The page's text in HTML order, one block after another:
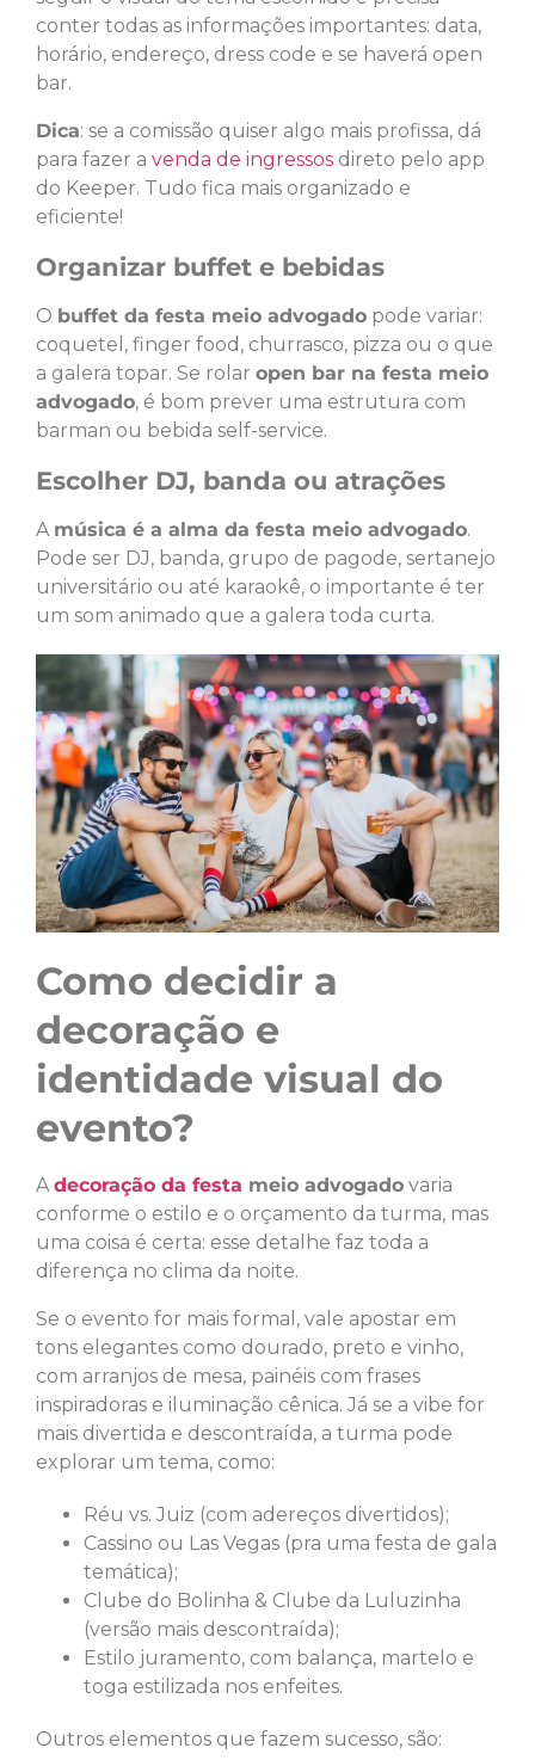
conter todas as informações importantes: data,
horário, endereço, dress code e se haverá open
bar.
Dica: se a comissão quiser algo mais profissa, dá
para fazer a venda de ingressos direto pelo app
do Keeper. Tudo fica mais organizado e
eficiente!
Organizar buffet e bebidas
O buffet da festa meio advogado pode variar:
coquetel, finger food, churrasco, pizza ou o que
a galera topar. Se rolar open bar na festa meio
advogado, é bom prever uma estrutura com
barman ou bebida self-service.
Escolher DJ, banda ou atrações
A música é a alma da festa meio advogado.
Pode ser DJ, banda, grupo de pagode, sertanejo
universitário ou até karaokê, o importante é ter
um som animado que a galera toda curta.
Como decidir a
decoração e
identidade visual do
evento?
Adecoração da festa meio advogado varia
conforme o estilo e o orçamento da turma, mas
uma coisa é certa: esse detalhe faz toda a
diferença no clima da noite.
Se o evento for mais formal, vale apostar em
tons elegantes como dourado, preto e vinho,
com arranjos de mesa, painéis com frases
inspiradoras e iluminação cênica. Já se a vibe for
mais divertida e descontraída, a turma pode
explorar um tema, como:
Réu vs. Juiz (com adereços divertidos);
Cassino ou Las Vegas (pra uma festa de gala
temática);
Clube do Bolinha & Clube da Luluzinha
(versão mais descontraída);
Estilo juramento, com balança, martelo e
toga estilizada nos enfeites.
Outros elementos que fazem sucesso, são: